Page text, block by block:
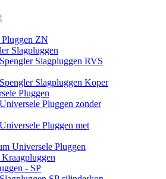
ZN
Slagpluggen
Slagpluggen RVS
Slagpluggen Koper
Pluggen
Pluggen zonder
Pluggen met
Universele Pluggen
- SP